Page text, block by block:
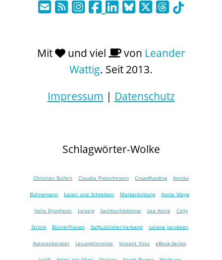
Mit und viel von Leander
Wattig. Seit 2013.
Impressum | Datenschutz
Schlagwörter-Wolke
Christian Bollert Claudia Pietschmann Crowdfunding Annika
Bühnemann Lesen und Schreiben Markenbildung Annie Waye
Valie Djordjevic Leipzig Sachbuchlektorat Lea Korte Cally
Stronk BücherFrauen Selfpublisher-Verband Juliane Jacobsen
Autorenberater Lesungstermine Vincent Voss eBook-Serien